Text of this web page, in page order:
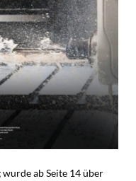
ab Seite 14 über